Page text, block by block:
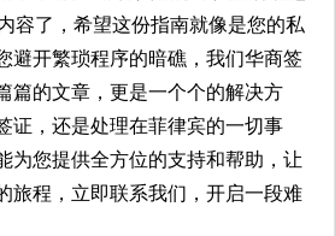
容了，希望这份指南就像是您的私
避开繁琐程序的暗礁，我们华商签
篇的文章，更是一个个的解决方
证，还是处理在菲律宾的一切事
为您提供全方位的支持和帮助，让
旅程，立即联系我们，开启一段难